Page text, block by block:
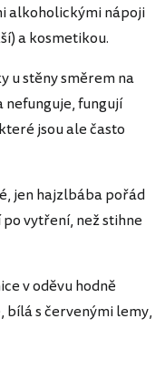
alkoholickými nápoji
a kosmetikou.
u stěny směrem na
fungují
jsou ale často
jen hajzlbába pořád
vytření, než stihne
v oděvu hodně
s červenými lemy,